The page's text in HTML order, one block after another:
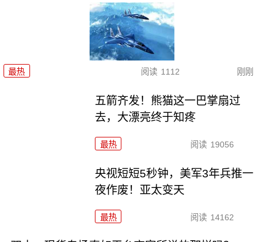
最热 阅读 1112 刚刚
五箭齐发！熊猫这一巴掌扇过
去，大漂亮终于知疼
最热 阅读 19056
央视短短5秒钟，美军3年兵推一
夜作废！亚太变天
最热 阅读 14162